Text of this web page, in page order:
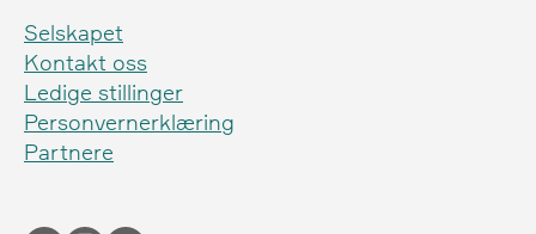
Selskapet
Kontakt oss
Ledige stillinger
Personvernerklæring
Partnere